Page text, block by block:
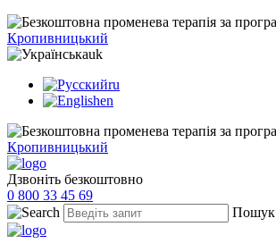
Кропивницький
uk
ru
en
Кропивницький
Дзвоніть безкоштовно
0 800 33 45 69
Пошук